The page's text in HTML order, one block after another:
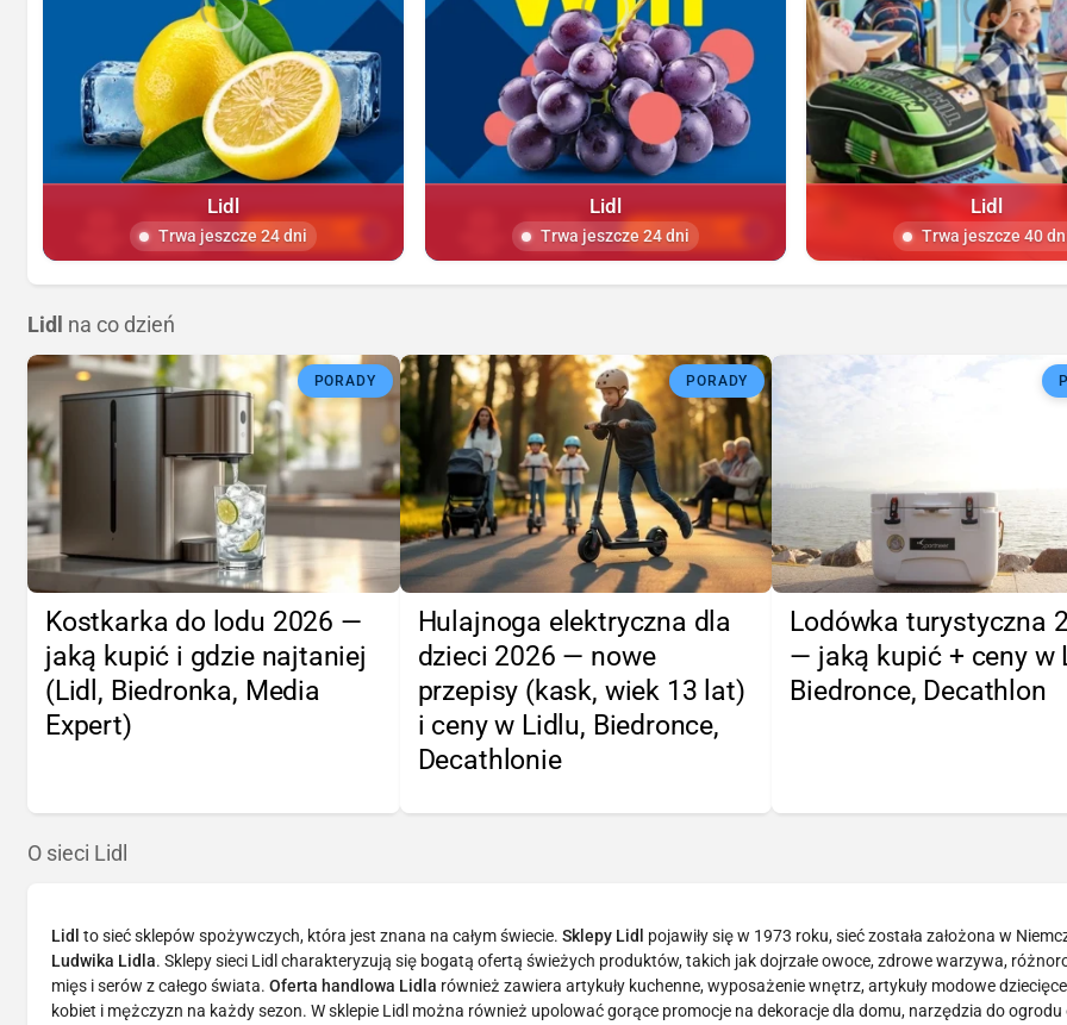
Lidl
Trwa jeszcze 24 dni
Lidl
Trwa jeszcze 24 dni
Lidl
Trwa jeszcze 40
Lidl na co dzień
PORADY
Kostkarka do lodu 2026 —
jaką kupić i gdzie najtaniej
(Lidl, Biedronka, Media
Expert)
PORADY
Hulajnoga elektryczna dla
dzieci 2026 — nowe
przepisy (kask, wiek 13 lat)
i ceny w Lidlu, Biedronce,
Decathlonie
Lodówka turystyczna
— jaką kupić + ceny w
Biedronce, Decathlon
O sieci Lidl
Lidl to sieć sklepów spożywczych, która jest znana na całym świecie. Sklepy Lidl pojawiły się w 1973 roku, sieć została założona w
Ludwika Lidla. Sklepy sieci Lidl charakteryzują się bogatą ofertą świeżych produktów, takich jak dojrzałe owoce, zdrowe warzywa,
mięs i serów z całego świata. Oferta handlowa Lidla również zawiera artykuły kuchenne, wyposażenie wnętrz, artykuły modowe
kobiet i mężczyzn na każdy sezon. W sklepie Lidl można również upolować gorące promocje na dekoracje dla domu, narzędzia do ogrodu